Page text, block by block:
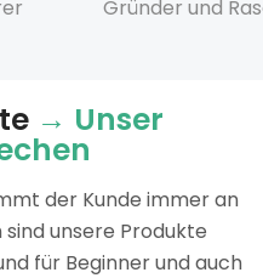
Gründer und
→ Unser
der Kunde immer an
unsere Produkte
für Beginner und auch